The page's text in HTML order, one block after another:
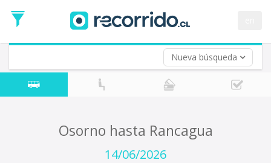
Nueva búsqueda
de
Ida
Vuelta (opcional)
Fecha
de
Osorno hasta Rancagua
14/06/2026